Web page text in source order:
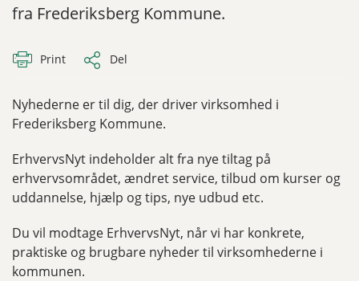
fra Frederiksberg Kommune.
Print Del
Nyhederne er til dig, der driver virksomhed i
Frederiksberg Kommune.
ErhvervsNyt indeholder alt fra nye tiltag på
erhvervsområdet, ændret service, tilbud om kurser og
uddannelse, hjælp og tips, nye udbud etc.
Du vil modtage ErhvervsNyt, når vi har konkrete,
praktiske og brugbare nyheder til virksomhederne i
kommunen.